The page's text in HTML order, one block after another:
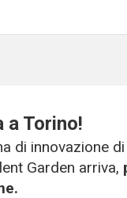
a Torino!
di innovazione
Garden arriva,